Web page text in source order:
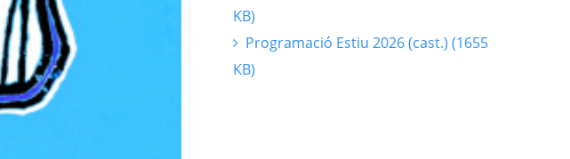
KB)
Programació Estiu 2026 (cast.) (1655
KB)